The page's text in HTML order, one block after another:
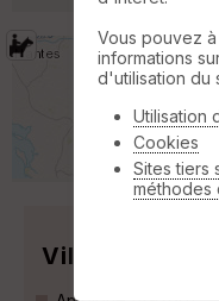
Circuit
Villes
Vous pouvez
informations
d'utilisation du
Utilisation
Cookies
Sites tiers
méthodes